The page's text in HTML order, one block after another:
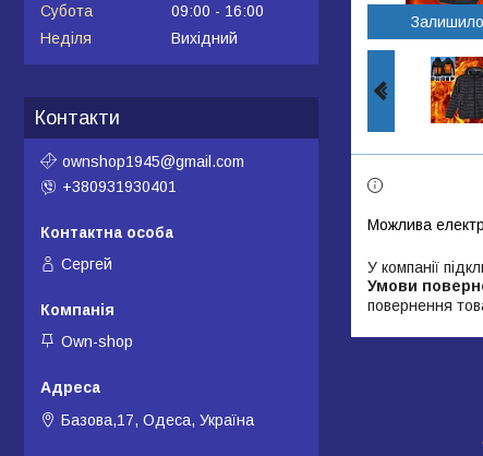
У компанії
повернення
Субота
09:00
16:00
Неділя
Вихідний
Контакти
ownshop1945@gmail.com
+380931930401
Сергей
Own-shop
Базова,17, Одеса, Україна